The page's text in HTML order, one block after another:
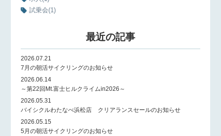
試乗会(1)
最近の記事
2026.07.21
7月の朝活サイクリングのお知らせ
2026.06.14
～第22回Mt.富士ヒルクライムin2026～
2026.05.31
バイシクルわたなべ浜松店 クリアランスセールのお知らせ
2026.05.15
5月の朝活サイクリングのお知らせ